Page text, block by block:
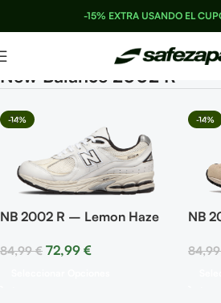
-15% EXTRA USANDO EL
New Balance 2002 R
-14%
NB 2002 R – Lemon Haze
84,99€ 72,99 €
-14%
NB